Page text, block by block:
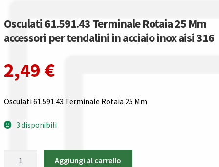
Diritto di recesso
Garanzia del produttore
Gestione resi
Pagamenti
Osculati 61.591.43 Terminale Rotaia 25 Mm
accessori per tendalini in acciaio inox aisi 316
2,49 €
Osculati 61.591.43 Terminale Rotaia 25 Mm
3 disponibili
Aggiungi al carrello